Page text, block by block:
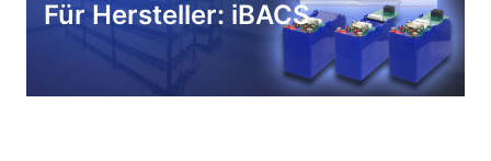
Für Hersteller: iBACS